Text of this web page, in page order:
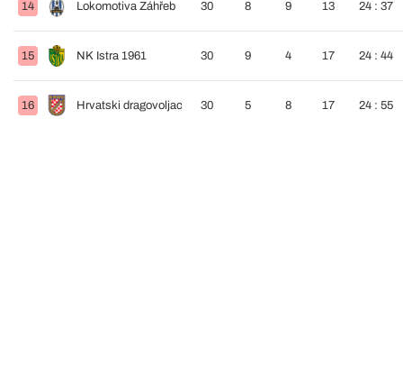
14 Lokomotiva Záhřeb 30 8 9 13 24 : 37
15 NK Istra 1961 30 9 4 17 24 : 44
16 Hrvatski dragovoljac 30 5 8 17 24 : 55